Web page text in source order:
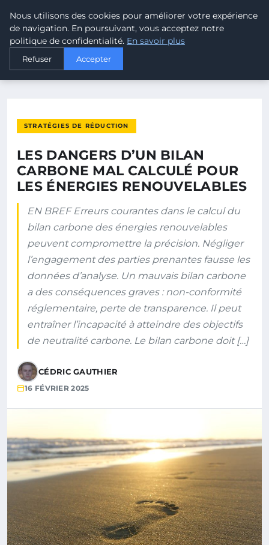
MALTA CLIMATE
ACCUEIL
LES DANGERS D’UN BILAN CARBONE MAL CALCULÉ POUR LES…
STRATÉGIES DE RÉDUCTION
LES DANGERS D’UN BILAN
CARBONE MAL CALCULÉ POUR
LES ÉNERGIES RENOUVELABLES
EN BREF Erreurs courantes dans le calcul du
bilan carbone des énergies renouvelables
peuvent compromettre la précision. Négliger
l’engagement des parties prenantes fausse les
données d’analyse. Un mauvais bilan carbone
a des conséquences graves : non-conformité
réglementaire, perte de transparence. Il peut
entraîner l’incapacité à atteindre des objectifs
de neutralité carbone. Le bilan carbone doit […]
CÉDRIC GAUTHIER
16 FÉVRIER 2025
Nous utilisons des cookies pour améliorer votre expérience
de navigation. En poursuivant, vous acceptez notre
politique de confidentialité. En savoir plus
Refuser Accepter